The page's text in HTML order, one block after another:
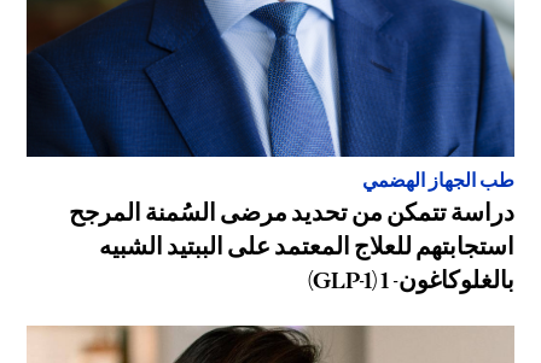
طب الجهاز الهضمي
دراسة تتمكن من تحديد مرضى السُمنة المرجح
استجابتهم للعلاج المعتمد على الببتيد الشبيه
بالغلوكاغون- 1 (GLP-1)